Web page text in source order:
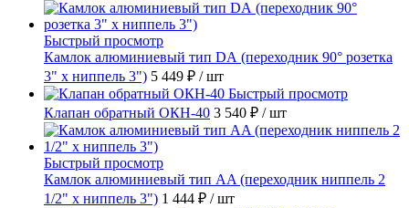
Быстрый просмотр
Камлок алюминиевый тип DА (переходник 90° розетка
3" х ниппель 3") 5 449 ₽ / шт
Быстрый просмотр
Клапан обратный ОКН-40 3 540 ₽ / шт
Быстрый просмотр
Камлок алюминиевый тип AA (переходник ниппель 2
1/2" х ниппель 3") 1 444 ₽ / шт